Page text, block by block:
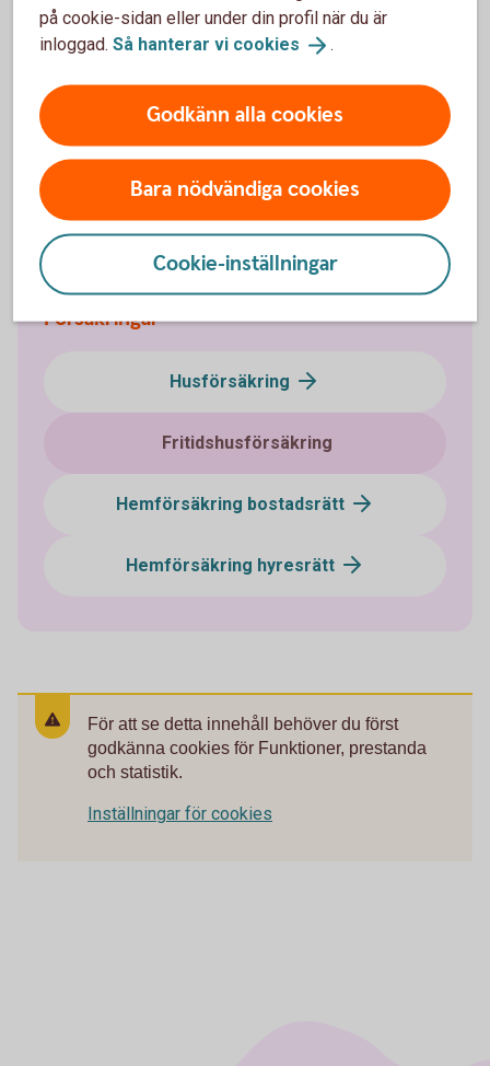
Direkt kontakt med våra specialister på försäkring.
Ring 0771-22 11 22
Kundcenter
Försäkringar
Husförsäkring
Fritidshusförsäkring
Hemförsäkring bostadsrätt
Hemförsäkring hyresrätt
För att se detta innehåll behöver du först
godkänna cookies för Funktioner, prestanda
och statistik.
Inställningar för cookies
på cookie-sidan eller under din profil när du är
inloggad. Så hanterar vi cookies .
Godkänn alla cookies
Bara nödvändiga cookies
Cookie-inställningar